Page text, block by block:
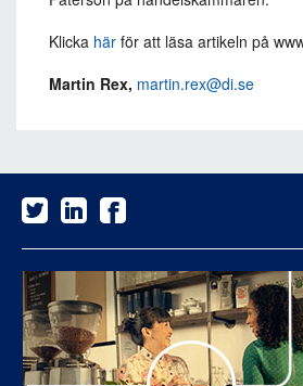
Klicka här för att läsa artikeln på
Martin Rex, martin.rex@di.se